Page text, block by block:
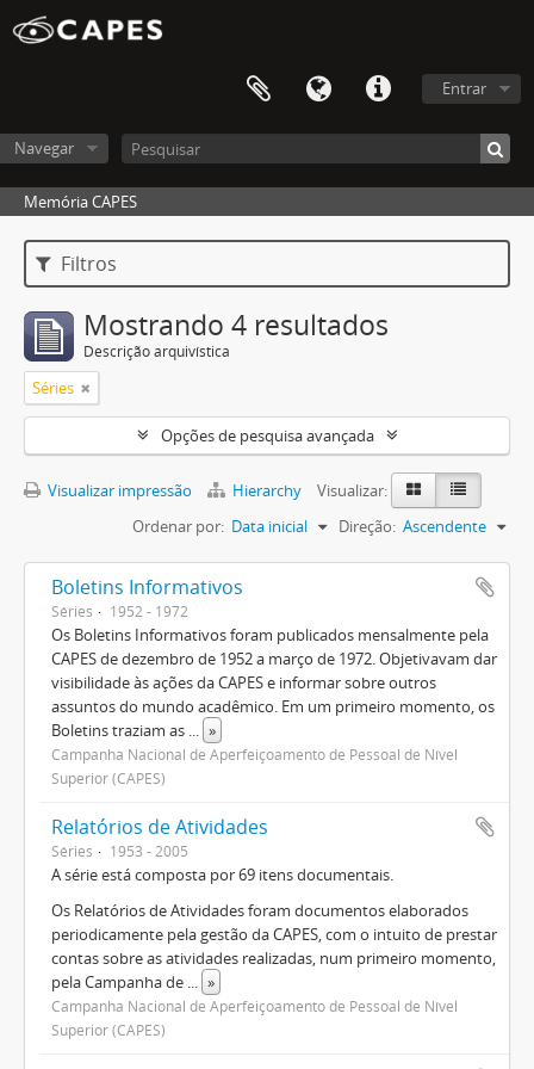
Entrar
Navegar
Memória CAPES
Filtros
Mostrando 4 resultados
Descrição arquivística
Séries
Opções de pesquisa avançada
Visualizar impressão Hierarchy
Visualizar:
Ordenar por: Data inicial Direção: Ascendente
Boletins Informativos
Séries 1952 - 1972
Os Boletins Informativos foram publicados mensalmente pela
CAPES de dezembro de 1952 a março de 1972. Objetivavam dar
visibilidade às ações da CAPES e informar sobre outros
assuntos do mundo acadêmico. Em um primeiro momento, os
Boletins traziam as ... »
Campanha Nacional de Aperfeiçoamento de Pessoal de Nível
Superior (CAPES)
Relatórios de Atividades
Séries 1953 - 2005
A série está composta por 69 itens documentais.
Os Relatórios de Atividades foram documentos elaborados
periodicamente pela gestão da CAPES, com o intuito de prestar
contas sobre as atividades realizadas, num primeiro momento,
pela Campanha de ... »
Campanha Nacional de Aperfeiçoamento de Pessoal de Nível
Superior (CAPES)